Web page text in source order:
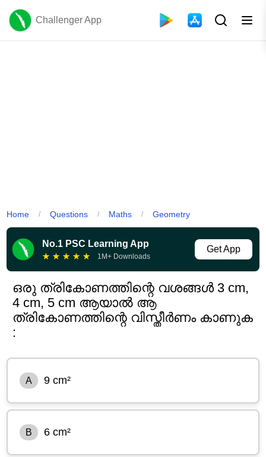
Challenger App
Home / Questions / Maths / Geometry
No.1 PSC Learning App
★ ★ ★ ★ ★ 1M+ Downloads
Get App
ഒരു ത്രികോണത്തിന്റെ വശങ്ങൾ 3 cm,
4 cm, 5 cm ആയാൽ ആ
ത്രികോണത്തിന്റെ വിസ്തീർണം കാണുക
:
A 9 cm²
B 6 cm²